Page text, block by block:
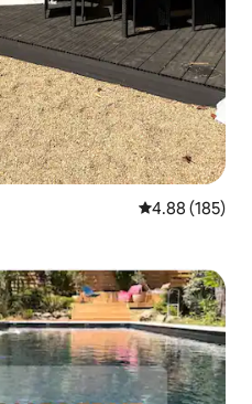
평점 4.88점(5
4.88 (185)